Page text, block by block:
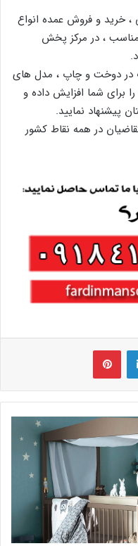
خرید و فروش عمده انواع
، در مرکز پخش
در دوخت و چاپ ، مدل های
برای شما افزایش داده و
پیشنهاد نمایید.
در همه نقاط کشور
لینکدین ‫پین‌ترست